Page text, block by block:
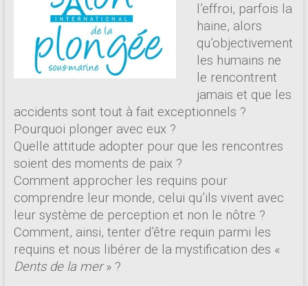
l’effroi, parfois la
haine, alors
qu’objectivement
les humains ne
le rencontrent
jamais et que les
accidents sont tout à fait exceptionnels ?
Pourquoi plonger avec eux ?
Quelle attitude adopter pour que les rencontres
soient des moments de paix ?
Comment approcher les requins pour
comprendre leur monde, celui qu’ils vivent avec
leur système de perception et non le nôtre ?
Comment, ainsi, tenter d’être requin parmi les
requins et nous libérer de la mystification des «
Dents de la mer» ?